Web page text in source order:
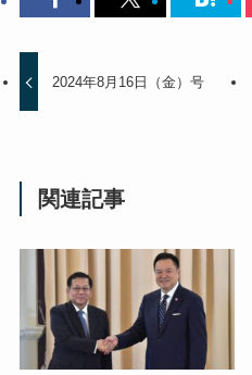
2024年8月16日（金）号
関連記事